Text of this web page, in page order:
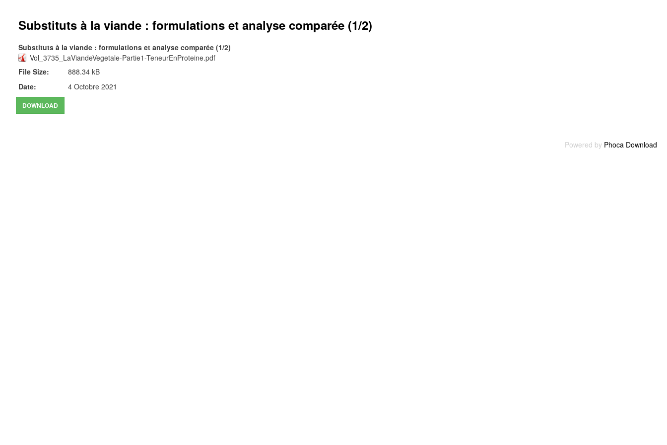
Substituts à la viande : formulations et analyse comparée (1/2)
Substituts à la viande : formulations et analyse comparée (1/2)
Vol_3735_LaViandeVegetale-Partie1-TeneurEnProteine.pdf
File Size:
888.34 kB
Date:
4 Octobre 2021
Powered by Phoca Download